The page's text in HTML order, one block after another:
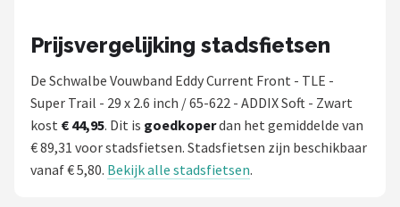
Prijsvergelijking stadsfietsen
De Schwalbe Vouwband Eddy Current Front - TLE -
Super Trail - 29 x 2.6 inch / 65-622 - ADDIX Soft - Zwart
kost € 44,95. Dit is goedkoperdan het gemiddelde van
€ 89,31 voor stadsfietsen. Stadsfietsen zijn beschikbaar
vanaf € 5,80. Bekijk alle stadsfietsen.